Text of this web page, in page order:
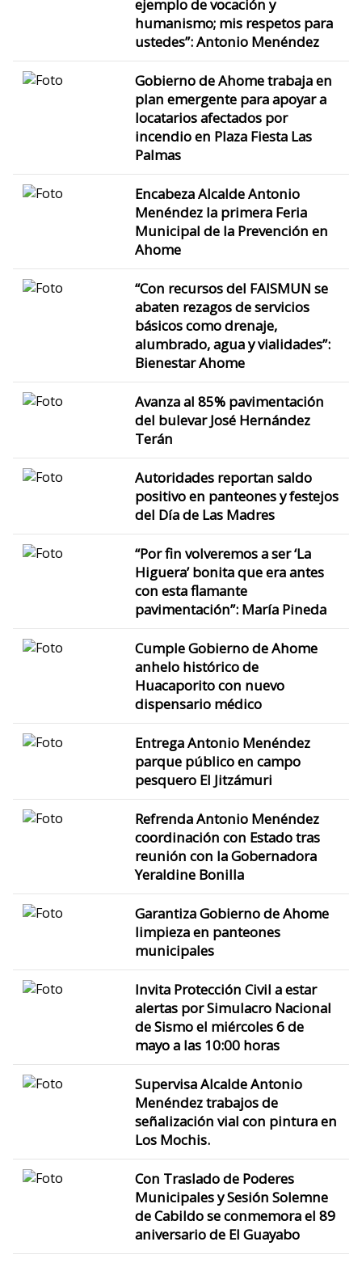
ejemplo de vocación y
humanismo; mis respetos para
ustedes”: Antonio Menéndez
Gobierno de Ahome trabaja en
plan emergente para apoyar a
locatarios afectados por
incendio en Plaza Fiesta Las
Palmas
Encabeza Alcalde Antonio
Menéndez la primera Feria
Municipal de la Prevención en
Ahome
“Con recursos del FAISMUN se
abaten rezagos de servicios
básicos como drenaje,
alumbrado, agua y vialidades”:
Bienestar Ahome
Avanza al 85% pavimentación
del bulevar José Hernández
Terán
Autoridades reportan saldo
positivo en panteones y festejos
del Día de Las Madres
“Por fin volveremos a ser ‘La
Higuera’ bonita que era antes
con esta flamante
pavimentación”: María Pineda
Cumple Gobierno de Ahome
anhelo histórico de
Huacaporito con nuevo
dispensario médico
Entrega Antonio Menéndez
parque público en campo
pesquero El Jitzámuri
Refrenda Antonio Menéndez
coordinación con Estado tras
reunión con la Gobernadora
Yeraldine Bonilla
Garantiza Gobierno de Ahome
limpieza en panteones
municipales
Invita Protección Civil a estar
alertas por Simulacro Nacional
de Sismo el miércoles 6 de
mayo a las 10:00 horas
Supervisa Alcalde Antonio
Menéndez trabajos de
señalización vial con pintura en
Los Mochis.
Con Traslado de Poderes
Municipales y Sesión Solemne
de Cabildo se conmemora el 89
aniversario de El Guayabo